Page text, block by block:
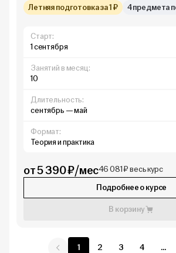
Летняя подготовка за 1 ₽ 4 предмета
Старт:
1 сентября
Занятий в месяц:
10
Длительность:
сентябрь — май
Формат:
Теория и практика
от 5 390 ₽/мес46 081 ₽ весь курс
Подробнее о курсе
В корзину
1 2 3 4 ...